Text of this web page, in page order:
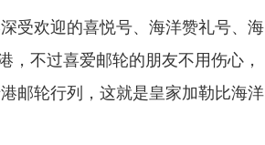
受欢迎的喜悦号、海洋赞礼号、海
，不过喜爱邮轮的朋友不用伤心，
邮轮行列，这就是皇家加勒比海洋